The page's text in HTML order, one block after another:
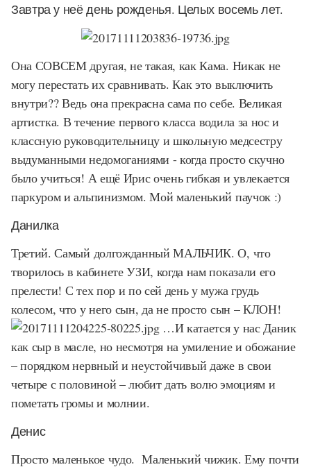
Завтра у неё день рожденья. Целых восемь лет.
Она СОВСЕМ другая, не такая, как Кама. Никак не
могу перестать их сравнивать. Как это выключить
внутри?? Ведь она прекрасна сама по себе. Великая
артистка. В течение первого класса водила за нос и
классную руководительницу и школьную медсестру
выдуманными недомоганиями - когда просто скучно
было учиться! А ещё Ирис очень гибкая и увлекается
паркуром и альпинизмом. Мой маленький паучок :)
Данилка
Третий. Самый долгожданный МАЛЬЧИК. О, что
творилось в кабинете УЗИ, когда нам показали его
прелести! С тех пор и по сей день у мужа грудь
колесом, что у него сын, да не просто сын – КЛОН!
…И катается у нас Даник
как сыр в масле, но несмотря на умиление и обожание
– порядком нервный и неустойчивый даже в свои
четыре с половиной – любит дать волю эмоциям и
пометать громы и молнии.
Денис
Просто маленькое чудо. Маленький чижик. Ему почти